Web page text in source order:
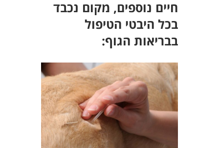
חיים נוספים, מקום נכבד
בכל היבטי הטיפול
בבריאות הגוף: